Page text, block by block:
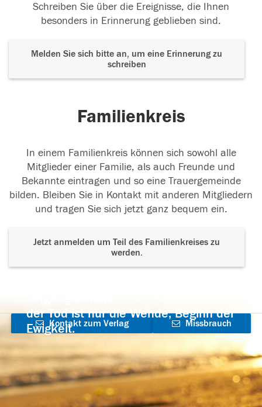
Schreiben Sie über die Ereignisse, die Ihnen
besonders in Erinnerung geblieben sind.
Melden Sie sich bitte an, um eine Erinnerung zu
schreiben
Familienkreis
In einem Familienkreis können sich sowohl alle
Mitglieder einer Familie, als auch Freunde und
Bekannte eintragen und so eine Trauergemeinde
bilden. Bleiben Sie in Kontakt mit anderen Mitgliedern
und tragen Sie sich jetzt ganz bequem ein.
Jetzt anmelden um Teil des Familienkreises zu
werden.
der Tod ist nur die Wende, Beginn der
Ewigkeit.
Kontakt zum Verlag
aufnehmen
Missbrauch